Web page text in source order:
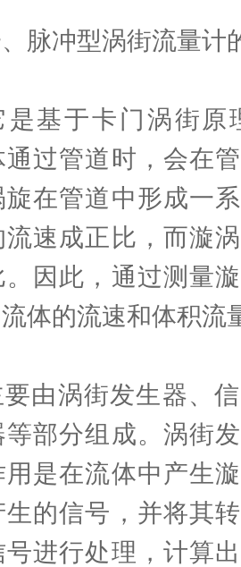
冲型涡街流量计
于卡门涡街原
过管道时，会在
在管道中形成一
速成正比，而漩
因此，通过测量
体的流速和体积流
涡街发生器、信
部分组成。涡街
是在流体中产生
的信号，并将其
进行处理，计算